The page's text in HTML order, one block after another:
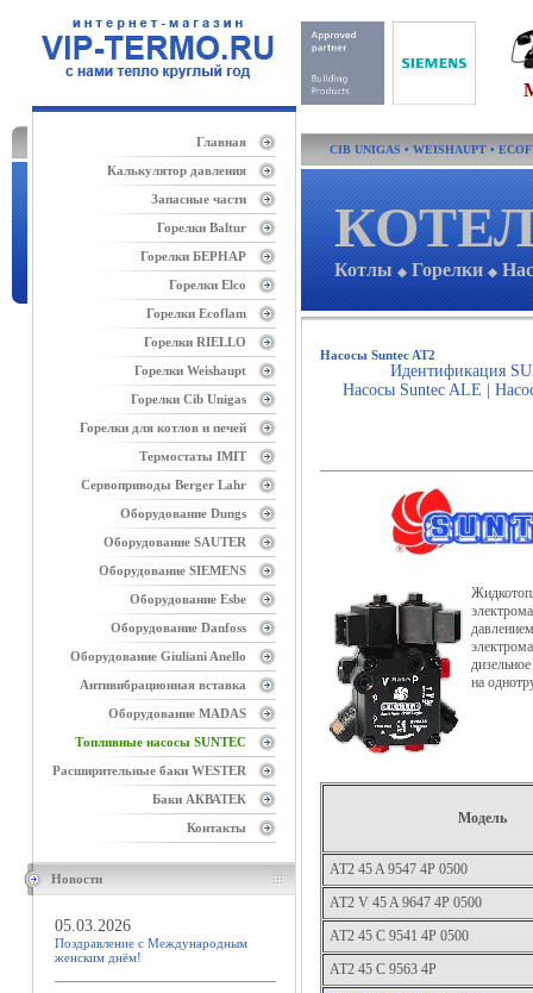
Главная
Калькулятор давления
Запасные части
Горелки Baltur
Горелки БЕРНАР
Горелки Elco
Горелки Ecoflam
Горелки RIELLO
Горелки Weishaupt
Горелки Cib Unigas
Горелки для котлов и печей
Термостаты IMIT
Сервоприводы Berger Lahr
Оборудование Dungs
Оборудование SAUTER
Оборудование SIEMENS
Оборудование Esbe
Оборудование Danfoss
Оборудование Giuliani Anello
Антивибрационная вставка
Оборудование MADAS
Топливные насосы SUNTEC
Расширительные баки WESTER
Баки АКВАТЕК
Контакты
Новости
05.03.2026
Поздравление с Международным
женским днём!
CIB UNIGAS • WEISHAUPT •
Котлы ◆ Горелки ◆
Насосы Suntec AT2
Идентификация
Насосы Suntec ALE |
на
Модель
AT2 45 A 9547 4P 0500
AT2 V 45 A 9647 4P 0500
AT2 45 C 9541 4P 0500
АТ2 45 С 9563 4P